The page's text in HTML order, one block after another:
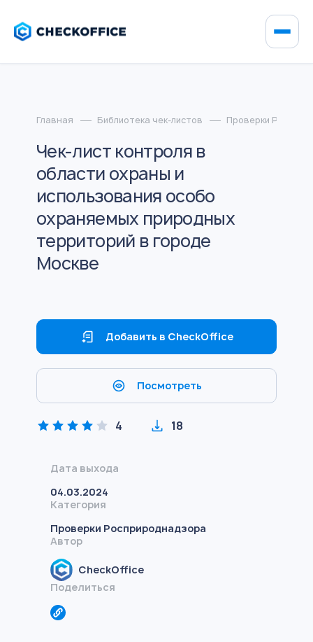
Главная Библиотека чек-листов Проверки
Чек-лист контроля в
области охраны и
использования особо
охраняемых природных
территорий в городе
Москве
Добавить в CheckOffice
Посмотреть
4 18
Дата выхода
04.03.2024
Категория
Проверки Росприроднадзора
Автор
CheckOffice
Поделиться